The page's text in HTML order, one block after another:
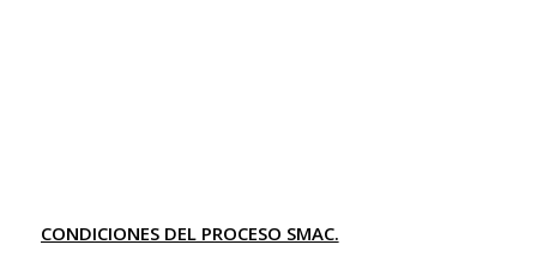
CONDICIONES DEL PROCESO SMAC.